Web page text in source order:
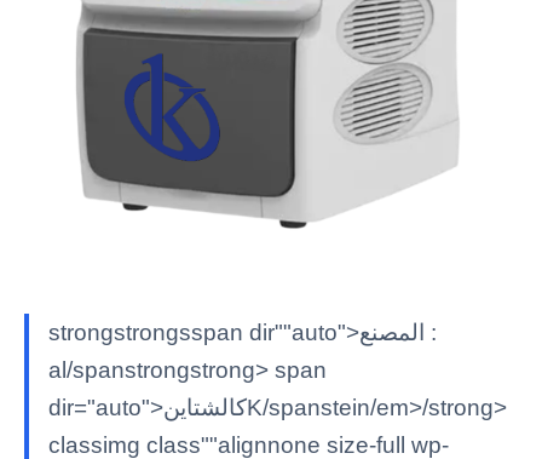
strongstrongsspan dir""auto">المصنع :
al/spanstrongstrong> span
dir="auto">كالشتاينK/spanstein/em>/strong>
classimg class""alignnone size-full wp-